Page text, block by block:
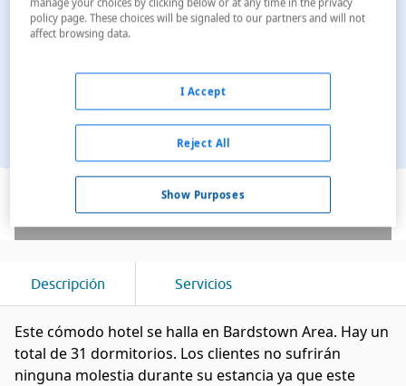
Ver en el mapa
Descripción Servicios
Este cómodo hotel se halla en Bardstown Area. Hay un
total de 31 dormitorios. Los clientes no sufrirán
ninguna molestia durante su estancia ya que este
manage your choices by clicking below or at any time in the privacy
policy page. These choices will be signaled to our partners and will not
affect browsing data.
Show Purposes
Reject All
I Accept